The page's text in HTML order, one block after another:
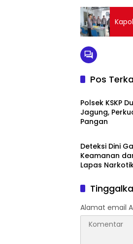
Pos
Dumai
Polsek KSKP
Jagung,
Pangan
Berita
Deteksi Dini
Keamanan
Lapas
Alamat email